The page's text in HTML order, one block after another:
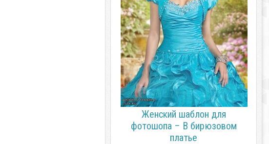
Женский шаблон для
фотошопа – В бирюзовом
платье